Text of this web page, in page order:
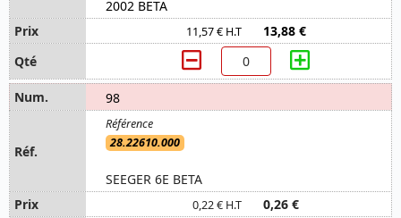
2002 BETA
11,57 € H.T 13,88 €
98
28.22610.000
SEEGER 6E BETA
0,22 € H.T 0,26 €